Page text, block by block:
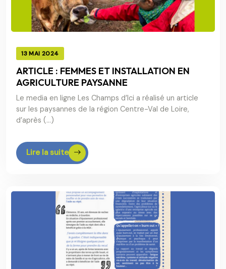
13 MAI 2024
ARTICLE : FEMMES ET INSTALLATION EN
AGRICULTURE PAYSANNE
Le media en ligne Les Champs d’Ici a réalisé un article
sur les paysannes de la région Centre-Val de Loire,
d’après (…)
Lire la suite